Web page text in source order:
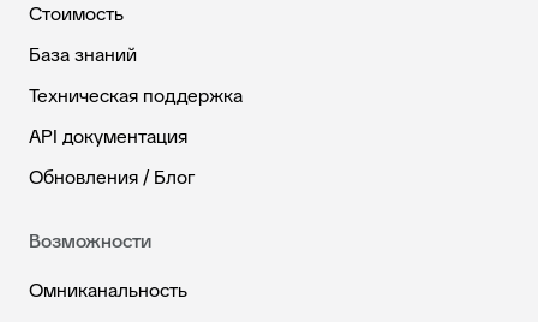
Стоимость
База знаний
Техническая поддержка
API документация
Обновления / Блог
Возможности
Омниканальность